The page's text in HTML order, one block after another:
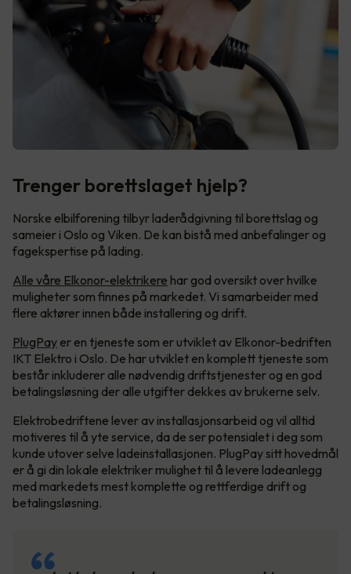
Trenger borettslaget hjelp?
Norske elbilforening tilbyr laderådgivning til borettslag og
sameier i Oslo og Viken. De kan bistå med anbefalinger og
fagekspertise på lading.
Alle våre Elkonor-elektrikere har god oversikt over hvilke
muligheter som finnes på markedet. Vi samarbeider med
flere aktører innen både installering og drift.
PlugPay er en tjeneste som er utviklet av Elkonor-bedriften
IKT Elektro i Oslo. De har utviklet en komplett tjeneste som
består inkluderer alle nødvendig driftstjenester og en god
betalingsløsning der alle utgifter dekkes av brukerne selv.
Elektrobedriftene lever av installasjonsarbeid og vil alltid
motiveres til å yte service, da de ser potensialet i deg som
kunde utover selve ladeinstallasjonen. PlugPay sitt hovedmål
er å gi din lokale elektriker mulighet til å levere ladeanlegg
med markedets mest komplette og rettferdige drift og
betalingsløsning.